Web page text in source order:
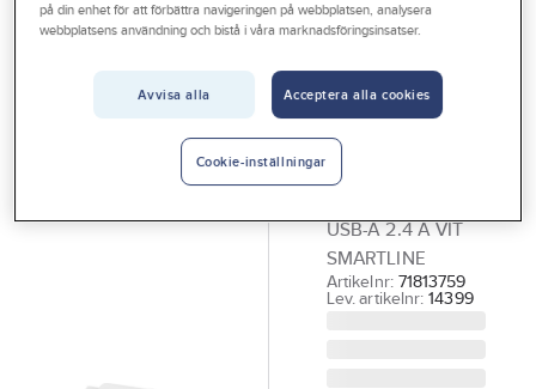
Outlet
Gelia Produkter Vitvaror & Hemelektronik
Hemelektronik
Väggladdare,
USB-A
USB-A 2.4 A VIT
SMARTLINE
Artikelnr: 71813759
Lev. artikelnr: 14399
på din enhet för att förbättra navigeringen på webbplatsen, analysera
webbplatsens användning och bistå i våra marknadsföringsinsatser.
Avvisa alla Acceptera alla cookies
Cookie-inställningar